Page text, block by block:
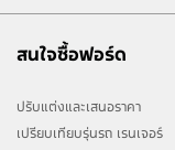
สนใจซื้อฟอร์ด
ปรับแต่งและเสนอราคา
เปรียบเทียบรุ่นรถ เรนเจอร์